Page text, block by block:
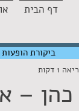
דף הבית
כהן –
1 דקות
ביקורת הופעות